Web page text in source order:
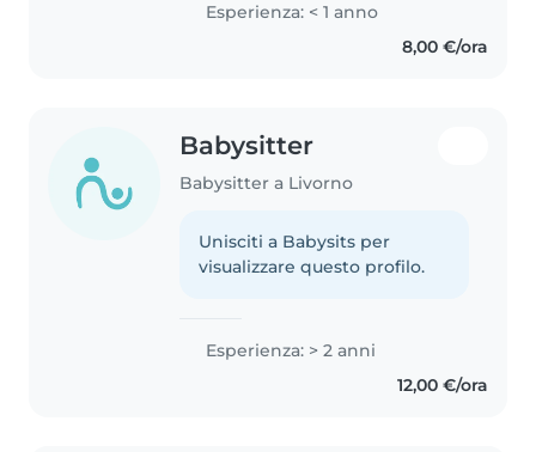
Esperienza: < 1 anno
8,00 €/ora
Babysitter
Babysitter a Livorno
Unisciti a Babysits per
visualizzare questo profilo.
Esperienza: > 2 anni
12,00 €/ora